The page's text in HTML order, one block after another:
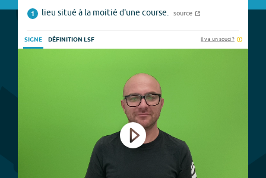
1 lieu situé à la moitié d'une course. source
SIGNE DÉFINITION LSF Il y a un souci ?
Play